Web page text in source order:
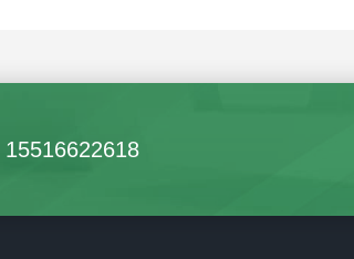
15516622618